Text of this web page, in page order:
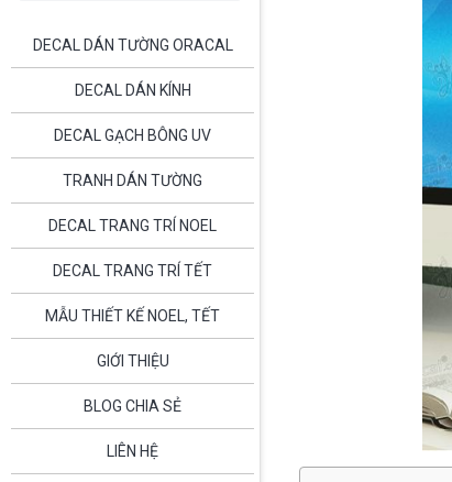
DECAL DÁN TƯỜNG ORACAL
DECAL DÁN KÍNH
DECAL GẠCH BÔNG UV
TRANH DÁN TƯỜNG
DECAL TRANG TRÍ NOEL
DECAL TRANG TRÍ TẾT
MẪU THIẾT KẾ NOEL, TẾT
GIỚI THIỆU
BLOG CHIA SẺ
LIÊN HỆ